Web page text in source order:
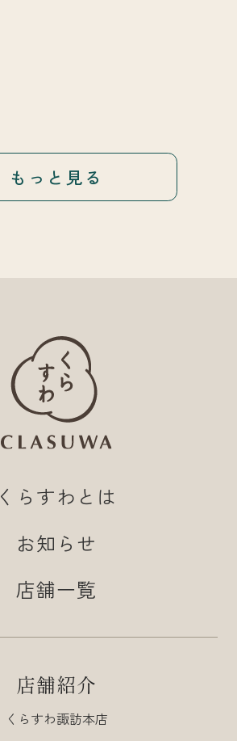
もっと見る
くらすわとは
お知らせ
店舗一覧
店舗紹介
くらすわ諏訪本店